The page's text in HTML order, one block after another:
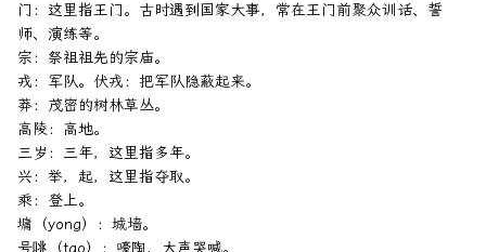
门：这里指王门。古时遇到国家大事，常在王门前聚众训话、誓
师、演练等。
宗：祭祖祖先的宗庙。
戎：军队。伏戎：把军队隐蔽起来。
莽：茂密的树林草丛。
高陵：高地。
三岁：三年，这里指多年。
兴：举，起，这里指夺取。
乘：登上。
墉（yong）：城墙。